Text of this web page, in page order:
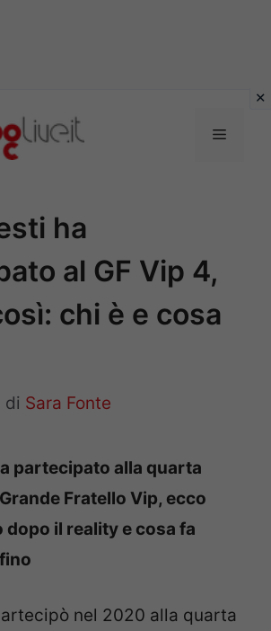
Menu
ha
al GF Vip 4,
chi è e cosa
di Sara Fonte
partecipato alla quarta
Fratello Vip, ecco
dopo il reality e cosa fa
nel 2020 alla quarta